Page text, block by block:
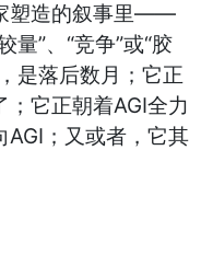
塑造的叙事里——
量”、“竞争”或“胶
是落后数月；它正
它正朝着AGI全力
；又或者，它其